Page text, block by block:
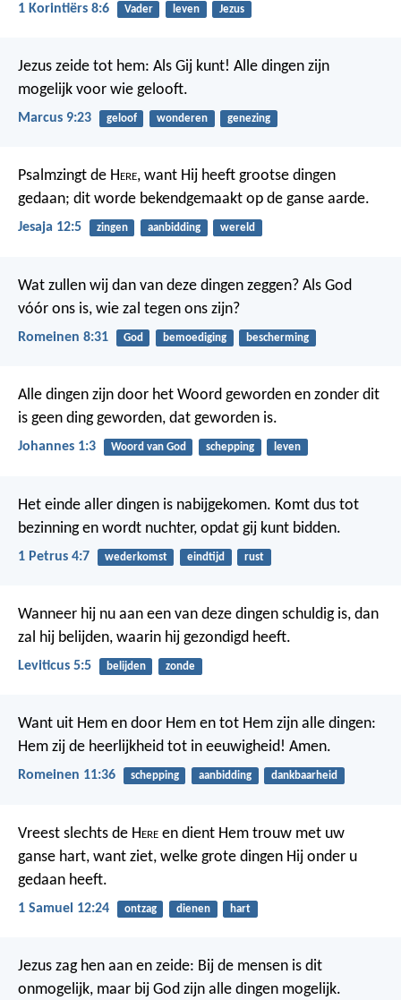
1 Korintiërs 8:6 Vader leven Jezus
Jezus zeide tot hem: Als Gij kunt! Alle dingen zijn
mogelijk voor wie gelooft.
Marcus 9:23 geloof wonderen genezing
Psalmzingt de Here, want Hij heeft grootse dingen
gedaan; dit worde bekendgemaakt op de ganse aarde.
Jesaja 12:5 zingen aanbidding wereld
Wat zullen wij dan van deze dingen zeggen? Als God
vóór ons is, wie zal tegen ons zijn?
Romeinen 8:31 God bemoediging bescherming
Alle dingen zijn door het Woord geworden en zonder dit
is geen ding geworden, dat geworden is.
Johannes 1:3 Woord van God schepping leven
Het einde aller dingen is nabijgekomen. Komt dus tot
bezinning en wordt nuchter, opdat gij kunt bidden.
1 Petrus 4:7 wederkomst eindtijd rust
Wanneer hij nu aan een van deze dingen schuldig is, dan
zal hij belijden, waarin hij gezondigd heeft.
Leviticus 5:5 belijden zonde
Want uit Hem en door Hem en tot Hem zijn alle dingen:
Hem zij de heerlijkheid tot in eeuwigheid! Amen.
Romeinen 11:36 schepping aanbidding dankbaarheid
Vreest slechts de Here en dient Hem trouw met uw
ganse hart, want ziet, welke grote dingen Hij onder u
gedaan heeft.
1 Samuel 12:24 ontzag dienen hart
Jezus zag hen aan en zeide: Bij de mensen is dit
onmogelijk, maar bij God zijn alle dingen mogelijk.